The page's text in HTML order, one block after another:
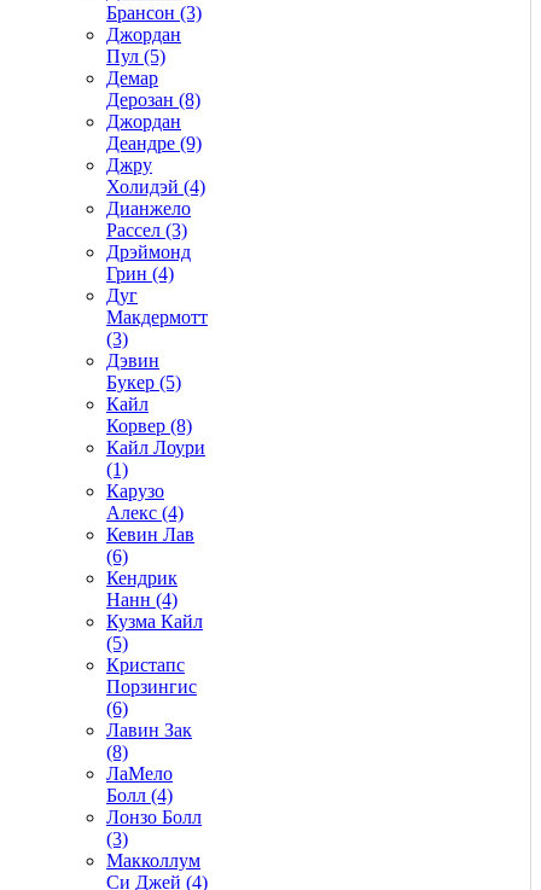
Брансон (3)
Джордан
Пул (5)
Демар
Дерозан (8)
Джордан
Деандре (9)
Джру
Холидэй (4)
Дианжело
Рассел (3)
Дрэймонд
Грин (4)
Дуг
Макдермотт
(3)
Дэвин
Букер (5)
Кайл
Корвер (8)
Кайл Лоури
(1)
Карузо
Алекс (4)
Кевин Лав
(6)
Кендрик
Нанн (4)
Кузма Кайл
(5)
Кристапс
Порзингис
(6)
Лавин Зак
(8)
ЛаМело
Болл (4)
Лонзо Болл
(3)
Макколлум
Си Джей (4)